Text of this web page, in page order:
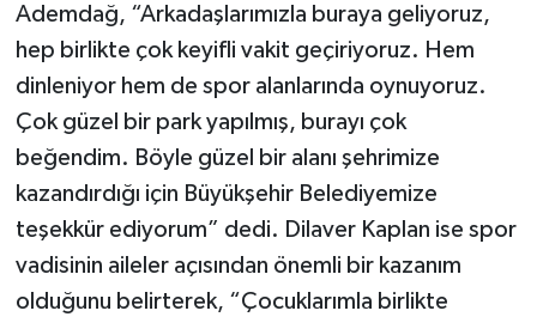
Ademdağ, “Arkadaşlarımızla buraya geliyoruz,
hep birlikte çok keyifli vakit geçiriyoruz. Hem
dinleniyor hem de spor alanlarında oynuyoruz.
Çok güzel bir park yapılmış, burayı çok
beğendim. Böyle güzel bir alanı şehrimize
kazandırdığı için Büyükşehir Belediyemize
teşekkür ediyorum” dedi. Dilaver Kaplan ise spor
vadisinin aileler açısından önemli bir kazanım
olduğunu belirterek, “Çocuklarımla birlikte